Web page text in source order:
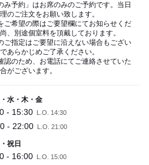
み予約」はお席のみのご予約です。当日
のご注文をお願い致します。
ご希望の際はご要望欄にてお知らせくだ
、別途個室料を頂戴しております。
ご指定はご要望に沿えない場合もござい
あらかじめご了承ください。
認のため、お電話にてご連絡させていた
がございます。
水・木・金
- 15:30 L.O. 14:30
- 22:00 L.O. 21:00
祝日
- 16:00 L.O. 15:00